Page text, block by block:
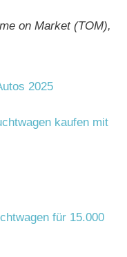
on Market (TOM),
2025
kaufen mit
für 15.000